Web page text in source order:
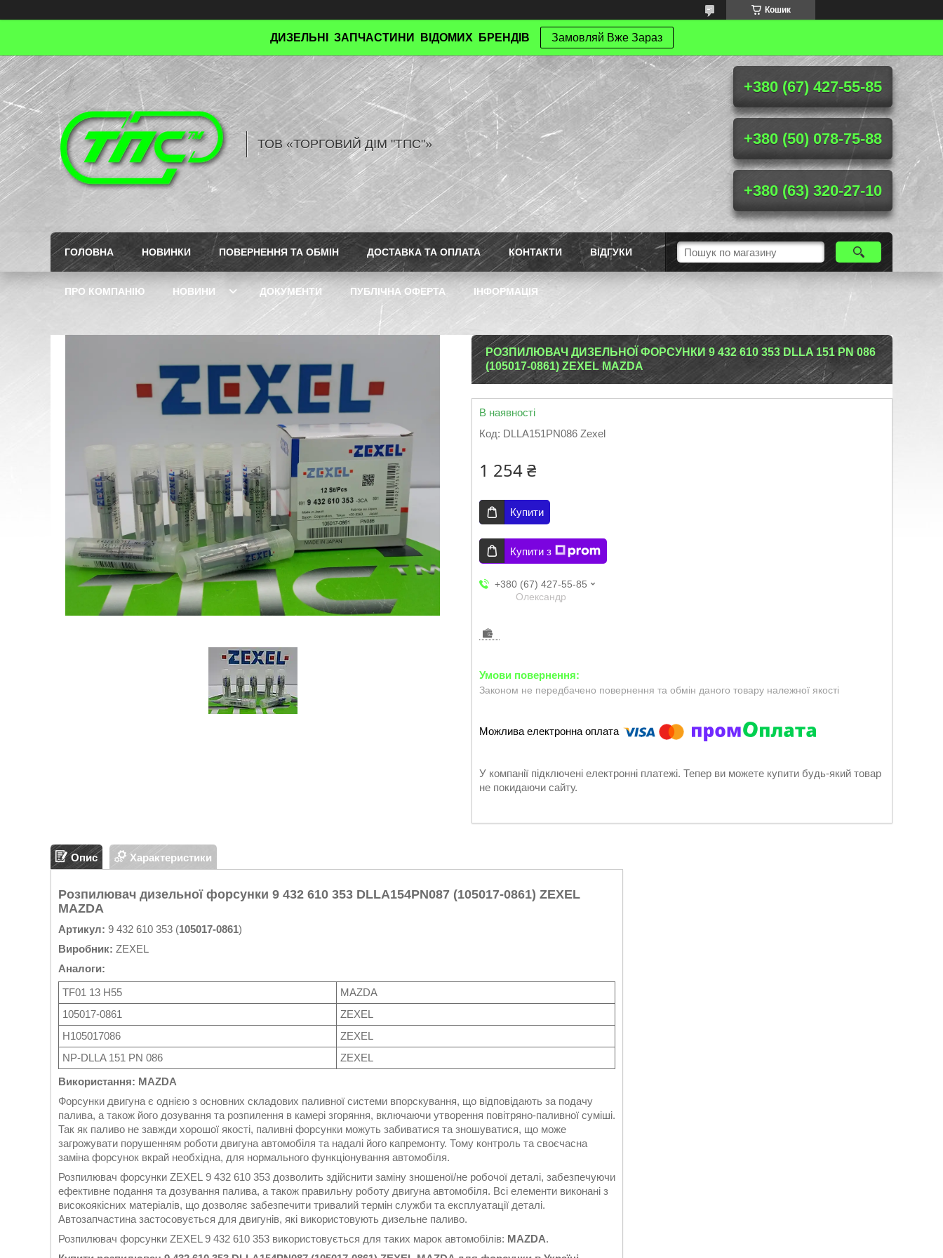
Кошик
ДИЗЕЛЬНІ ЗАПЧАСТИНИ ВІДОМИХ БРЕНДІВ Замовляй Вже Зараз
ТОВ «ТОРГОВИЙ ДІМ "ТПС"»
+380 (67) 427-55-85
+380 (50) 078-75-88
+380 (63) 320-27-10
ГОЛОВНА НОВИНКИ ПОВЕРНЕННЯ ТА ОБМІН ДОСТАВКА ТА ОПЛАТА КОНТАКТИ ВІДГУКИ
ПРО КОМПАНІЮ НОВИНИ ДОКУМЕНТИ ПУБЛІЧНА ОФЕРТА ІНФОРМАЦІЯ
РОЗПИЛЮВАЧ ДИЗЕЛЬНОЇ ФОРСУНКИ 9 432 610 353 DLLA 151 PN 086
(105017-0861) ZEXEL MAZDA
В наявності
Код: DLLA151PN086 Zexel
1 254 ₴
Купити
Купити з
+380 (67) 427-55-85
Олександр
Законом не передбачено повернення та обмін даного товару належної якості
У компанії підключені електронні платежі. Тепер ви можете купити будь-який товар
не покидаючи сайту.
Опис Характеристики
Розпилювач дизельної форсунки 9 432 610 353 DLLA154PN087 (105017-0861) ZEXEL
MAZDA
Артикул: 9 432 610 353 (105017-0861)
Виробник: ZEXEL
Аналоги:
TF01 13 H55
MAZDA
105017-0861
ZEXEL
H105017086
ZEXEL
NP-DLLA 151 PN 086
ZEXEL
Використання: MAZDA
Форсунки двигуна є однією з основних складових паливної системи впорскування, що відповідають за подачу
палива, а також його дозування та розпилення в камері згоряння, включаючи утворення повітряно-паливної суміші.
Так як паливо не завжди хорошої якості, паливні форсунки можуть забиватися та зношуватися, що може
загрожувати порушенням роботи двигуна автомобіля та надалі його капремонту. Тому контроль та своєчасна
заміна форсунок вкрай необхідна, для нормального функціонування автомобіля.
Розпилювач форсунки ZEXEL 9 432 610 353 дозволить здійснити заміну зношеної/не робочої деталі, забезпечуючи
ефективне подання та дозування палива, а також правильну роботу двигуна автомобіля. Всі елементи виконані з
високоякісних матеріалів, що дозволяє забезпечити тривалий термін служби та експлуатації деталі.
Автозапчастина застосовується для двигунів, які використовують дизельне паливо.
Розпилювач форсунки ZEXEL 9 432 610 353 використовується для таких марок автомобілів: MAZDA.